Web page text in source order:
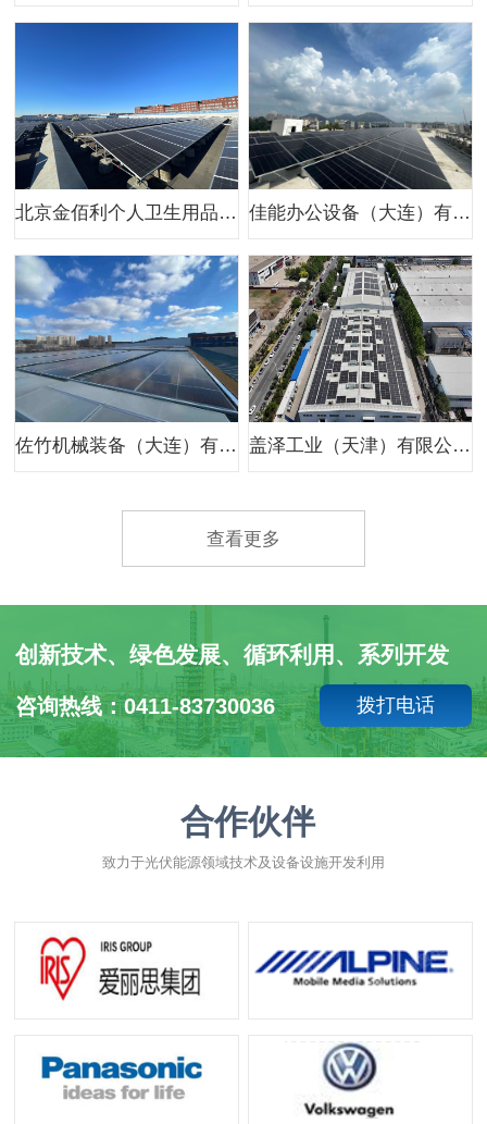
北京金佰利个人卫生用品有限公司800kw分布式光伏项目 佳能办公设备（大连）有限公司二期光伏项目
佐竹机械装备（大连）有限公司400kw分布式光伏项目 盖泽工业（天津）有限公司959.8kw分布式光伏项目
查看更多
创新技术、绿色发展、循环利用、系列开发
咨询热线：0411-83730036 拨打电话
合作伙伴
致力于光伏能源领域技术及设备设施开发利用